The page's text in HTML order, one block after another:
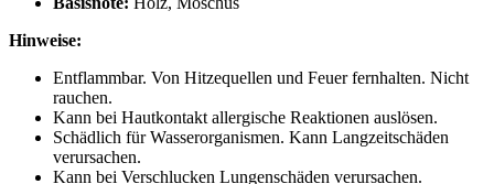
Hinweise:
Entflammbar. Von Hitzequellen und Feuer fernhalten. Nicht
rauchen.
Kann bei Hautkontakt allergische Reaktionen auslösen.
Schädlich für Wasserorganismen. Kann Langzeitschäden
verursachen.
Kann bei Verschlucken Lungenschäden verursachen.